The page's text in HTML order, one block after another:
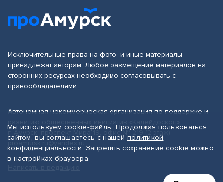
Исключительные права на фото- и иные материалы
принадлежат авторам. Любое размещение материалов на
сторонних ресурсах необходимо согласовывать с
правообладателями.
Автономная некоммерческая организация по поддержке и
г. Амурск, проспект Мира 19, офис № 219 (2 этаж)
proamursk.ru@yandex.ru
Мы используем cookie-файлы. Продолжая пользоваться
сайтом, вы соглашаетесь с нашей политикой
конфиденциальности. Запретить сохранение cookie можно
в настройках браузера.